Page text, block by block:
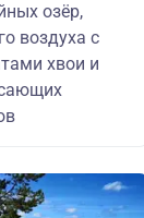
озёр,
воздуха с
хвои и